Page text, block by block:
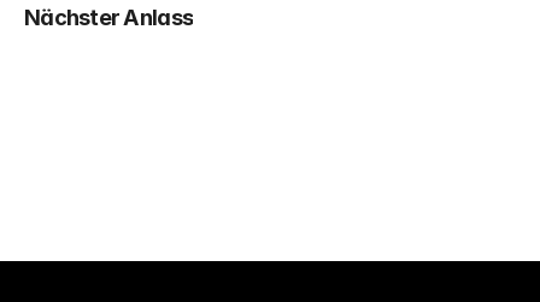
Nächster Anlass